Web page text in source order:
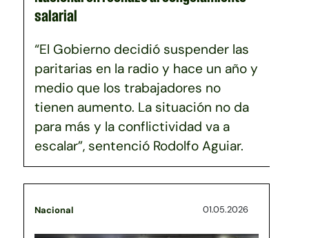
salarial
“El Gobierno decidió suspender las
paritarias en la radio y hace un año y
medio que los trabajadores no
tienen aumento. La situación no da
para más y la conflictividad va a
escalar”, sentenció Rodolfo Aguiar.
Nacional 01.05.2026